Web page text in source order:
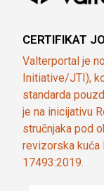
CERTIFIKAT
Valterportal je
Initiative/JTI),
standarda
je na inicijativu
stručnjaka pod
revizorska kuća
17493:2019.